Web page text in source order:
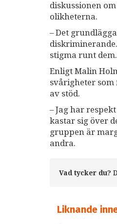
diskussionen
olikheterna.
– Det
stigma runt
Enligt Malin
svårigheter
av stöd.
– Jag har
kastar sig över
gruppen är
andra.
Vad tycker du?
Liknande